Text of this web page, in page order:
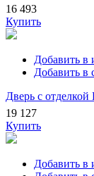
16 493
Купить
Добавить в
Добавить в
Дверь с
19 127
Купить
Добавить в